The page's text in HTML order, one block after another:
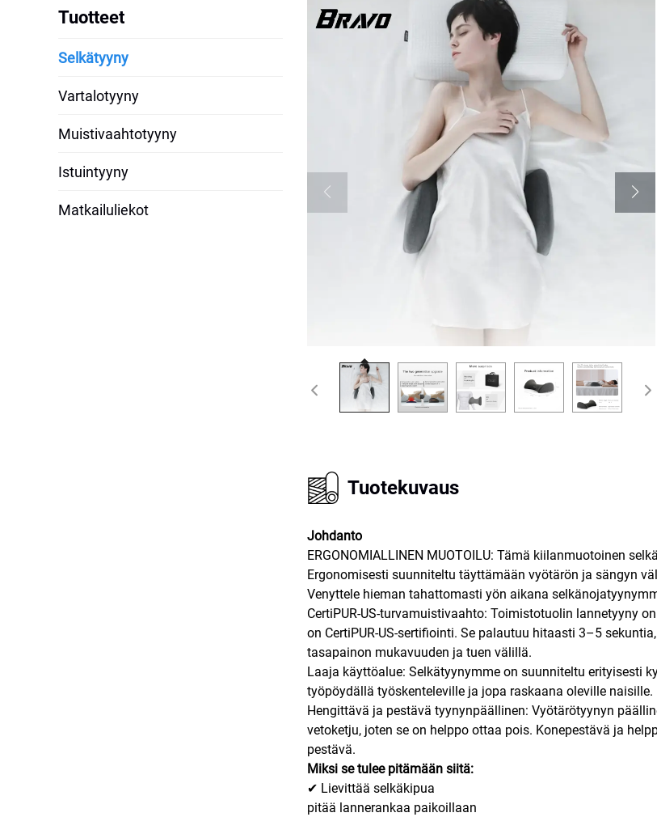
Tuotteet
Selkätyyny
Vartalotyyny
Muistivaahtotyyny
Istuintyyny
Matkailuliekot
Tuotekuvaus
Johdanto
ERGONOMIALLINEN MUOTOILU: Tämä kiilanmuotoinen
Ergonomisesti suunniteltu täyttämään vyötärön ja sängyn
Venyttele hieman tahattomasti yön aikana
CertiPUR-US-turvamuistivaahto: Toimistotuolin lannetyyny
on CertiPUR-US-sertifiointi. Se palautuu hitaasti 3–5
tasapainon mukavuuden ja tuen välillä.
Laaja käyttöalue: Selkätyynymme on suunniteltu erityisesti
työpöydällä työskenteleville ja jopa raskaana oleville naisille.
Hengittävä ja pestävä tyynynpäällinen: Vyötärötyynyn
vetoketju, joten se on helppo ottaa pois. Konepestävä ja
pestävä.
Miksi se tulee pitämään siitä:
✔ Lievittää selkäkipua
pitää lannerankaa paikoillaan